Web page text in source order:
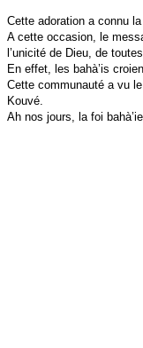
Cette adoration a connu
A cette occasion, le
l’unicité de Dieu, de
En effet, les bahà’is
Cette communauté a vu
Kouvé.
Ah nos jours, la foi